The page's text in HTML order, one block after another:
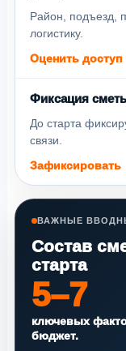
Район, подъезд,
логистику.
Оценить
Фиксация
До старта
связи.
Зафиксировать
ВАЖНЫЕ
Состав
старта
5–7
ключевых
бюджет.